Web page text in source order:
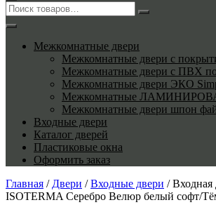
Межкомнатные двери
Межкомнатные двери с
Межкомнатные двери с ПВХ
Межкомнатные двери ЭКО
Межкомнатные
Межкомнатные двери шпон
Входные двери
Каталог дверей
Пластиковые окна
Оформить заказ
Главная / Двери /Входные двери / Входная
ISOTERMA Серебро Велюр белый софт/